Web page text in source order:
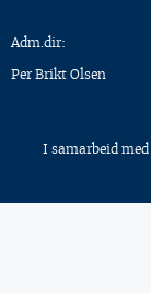
Adm.dir:
Per Brikt Olsen
I samarbeid med